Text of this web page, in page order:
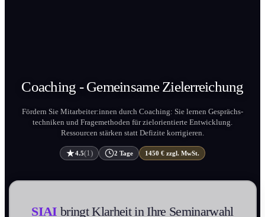
Coaching - GemeinsameZielerreichung
Fördern Sie Mitarbeiter:innen durch Coaching: Sie lernen Gesprächs­
techniken und Frage­methoden für zielorientierte Entwicklung.
Ressourcen stärken statt Defizite korrigieren.
4.5(1) 2 Tage 1450 € zzgl. MwSt.
SIAI bringt Klarheit in Ihre Seminarwahl